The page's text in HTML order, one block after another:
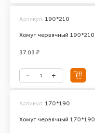
Хомут червячный 190*210
Артикул: 190*210
37.03 ₽
Хомут червячный 170*190
Артикул: 170*190